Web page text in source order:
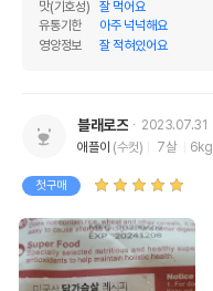
맛(기호성)
잘 먹어요
유통기한
아주 넉넉해요
영양정보
잘 적혀있어요
블래로즈
2023.07.31
애플이 (수컷) 7살 6kg
첫구매